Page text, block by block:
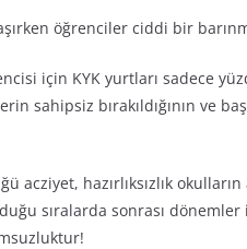
öğrenciler ciddi bir
için KYK yurtları sadece
sahipsiz bırakıldığının ve
acziyet, hazırlıksızlık
sıralarda sonrası